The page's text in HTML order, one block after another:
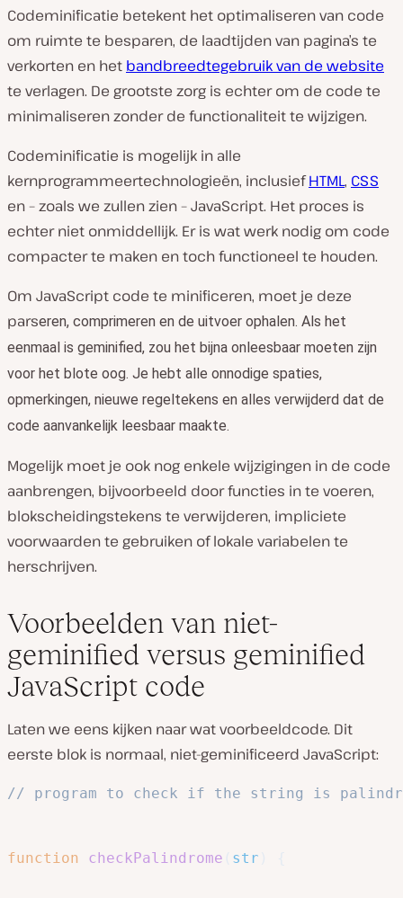
Codeminificatie betekent het optimaliseren van code
om ruimte te besparen, de laadtijden van pagina’s te
verkorten en het bandbreedtegebruik van de website
te verlagen. De grootste zorg is echter om de code te
minimaliseren zonder de functionaliteit te wijzigen.
Codeminificatie is mogelijk in alle
kernprogrammeertechnologieën, inclusiefHTML, CSS
en – zoals we zullen zien – JavaScript. Het proces is
echter niet onmiddellijk. Er is wat werk nodig om code
compacter te maken en toch functioneel te houden.
Om JavaScript code te minificeren, moet je deze
parseren, comprimeren en de uitvoer ophalen. Als het
eenmaal is geminified, zou het bijna onleesbaar moeten zijn
voor het blote oog. Je hebt alle onnodige spaties,
opmerkingen, nieuwe regeltekens en alles verwijderd dat de
code aanvankelijk leesbaar maakte.
Mogelijk moet je ook nog enkele wijzigingen in de code
aanbrengen, bijvoorbeeld door functies in te voeren,
blokscheidingstekens te verwijderen, impliciete
voorwaarden te gebruiken of lokale variabelen te
herschrijven.
Voorbeelden van niet-
geminified versus geminified
JavaScript code
Laten we eens kijken naar wat voorbeeldcode. Dit
eerste blok is normaal, niet-geminificeerd JavaScript:
// program to check if the string is palindr
function checkPalindrome str